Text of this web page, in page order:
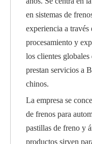
en sistemas de
experiencia a
procesamiento y
los clientes globales
prestan servicios a
chinos.
La empresa se
de frenos para
pastillas de freno y
productos sirven